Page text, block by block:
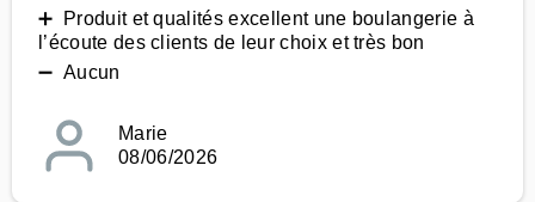
➕ Produit et qualités excellent une boulangerie à
l’écoute des clients de leur choix et très bon
➖ Aucun
Marie
08/06/2026